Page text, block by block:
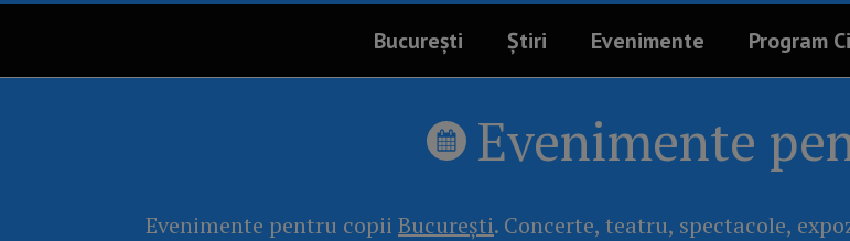
București Știri Evenimente Program
Evenimente
Evenimente pentru copii București. Concerte, teatru, spectacole,